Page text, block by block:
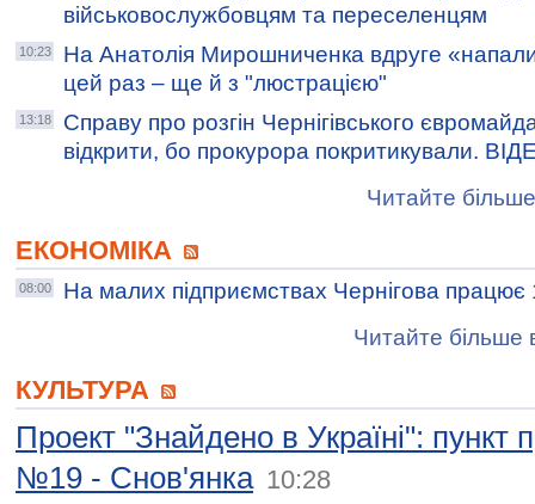
військовослужбовцям та переселенцям
10:23
На Анатолія Мирошниченка вдруге
цей раз – ще й з "люстрацією"
13:18
Справу про розгін Чернігівського
відкрити, бо прокурора покритикували.
Читайте
ЕКОНОМІКА
08:00
На малих підприємствах Чернігова працює
Читайте більше
КУЛЬТУРА
Проект "Знайдено в Україні": пункт
№19 - Снов'янка 10:28